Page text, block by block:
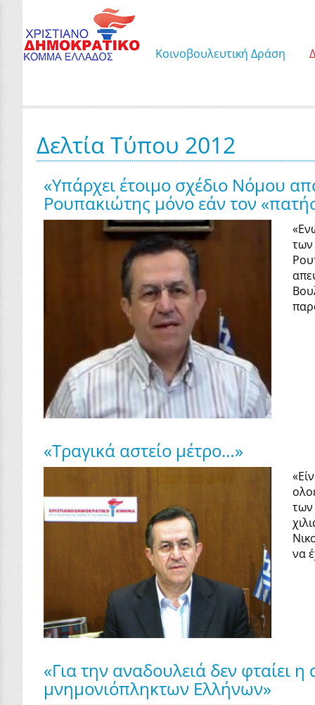
Κοινοβουλευτική Δράση
Δελτία Τύπου 2012
«Υπάρχει έτοιμο σχέδιο Νόμου
Ρουπακιώτης μόνο εάν τον
των
«Τραγικά αστείο μέτρο…»
των
να
«Για την αναδουλειά δεν φταίει
μνημονιόπληκτων Ελλήνων»